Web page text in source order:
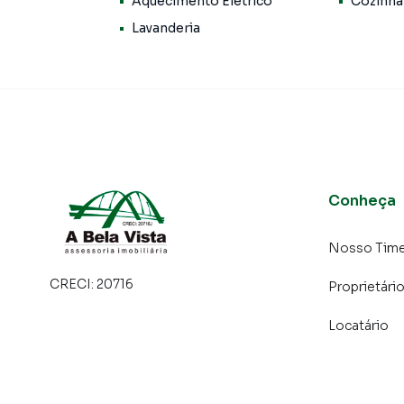
terrenos, lojas e barracões para venda ou
lançamentos na planta em Jardim D'Abril e
Anuncie seu imóvel! É fácil, rápido e gratuito!
imóveis em diversas cidades do Brasil,
imobiliárias tradicionais. Já vendemos e
Jardim D'Abril. Isso porque temos uma
específicas para Osasco, o que aumenta
Lavanderia
CRECI: 20716
Conheça
Nosso
Proprietário
Locatário